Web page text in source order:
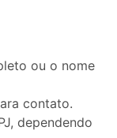
ou o nome
contato.
dependendo